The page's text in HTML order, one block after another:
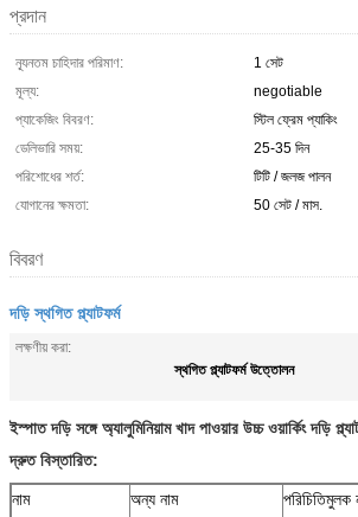
প্রদান
ন্যূনতম চাহিদার পরিমাণ:
1 সেট
মূল্য:
negotiable
প্যাকেজিং বিবরণ:
স্টিল ফ্রেম প্যাকিং
ডেলিভারি সময়:
25-35 দিন
পরিশোধের শর্ত:
টিটি / জলজ পালন
যোগানের ক্ষমতা:
50 সেট / মাস.
বিবরণ
দড়ি স্থগিত প্ল্যাটফর্ম
লক্ষণীয় করা:
স্থগিত প্ল্যাটফর্ম উত্তোলন
ইস্পাত দড়ি সঙ্গে অ্যালুমিনিয়াম খাদ পাওয়ার উচ্চ ওয়ার্কিং দড়ি
দ্রুত বিস্তারিত:
নাম অন্য নাম পরিচিতিমুলক